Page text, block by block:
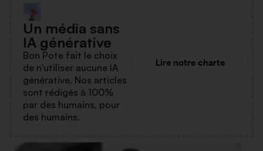
Un média sans
IA générative
Bon Pote fait le choix
de n'utiliser aucune IA
générative. Nos articles
sont rédigés à 100%
par des humains, pour
des humains.
Lire notre charte